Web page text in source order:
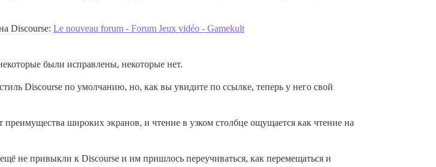
Discourse: Le nouveau forum - Forum Jeux vidéo - Gamekult
были исправлены, некоторые нет.
Discourse по умолчанию, но, как вы увидите по ссылке, теперь у него свой
широких экранов, и чтение в узком столбце ощущается как чтение на
не привыкли к Discourse и им пришлось переучиваться, как перемещаться и